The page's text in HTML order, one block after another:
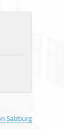
Salzburg